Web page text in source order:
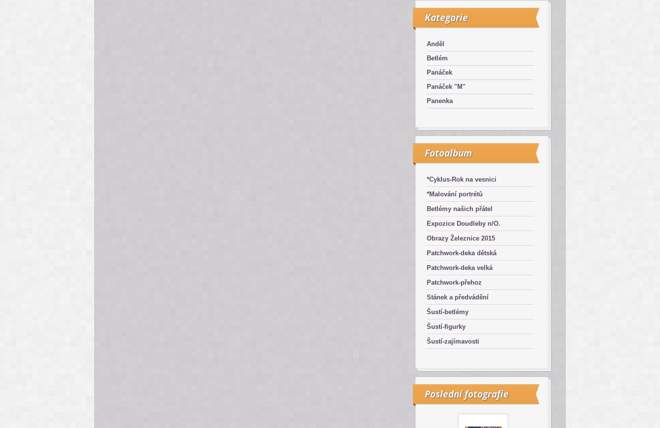
Kategorie
Anděl
Betlém
Panáček
Panáček "M"
Panenka
Fotoalbum
*Cyklus-Rok na vesnici
*Malování portrétů
Betlémy našich přátel
Expozice Doudleby n/O.
Obrazy Železnice 2015
Patchwork-deka dětská
Patchwork-deka velká
Patchwork-přehoz
Stánek a předvádění
Šustí-betlémy
Šustí-figurky
Šustí-zajímavosti
Poslední fotografie